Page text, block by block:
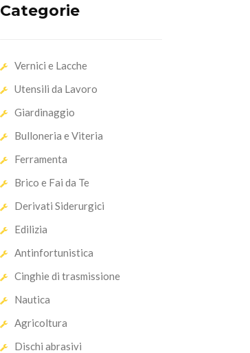
Categorie
Vernici e Lacche
Utensili da Lavoro
Giardinaggio
Bulloneria e Viteria
Ferramenta
Brico e Fai da Te
Derivati Siderurgici
Edilizia
Antinfortunistica
Cinghie di trasmissione
Nautica
Agricoltura
Dischi abrasivi